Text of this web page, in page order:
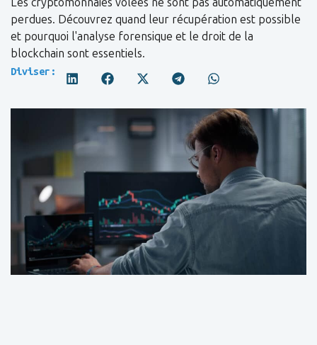
perdues. Découvrez quand leur récupération est possible
et pourquoi l'analyse forensique et le droit de la
blockchain sont essentiels.
Diviser: